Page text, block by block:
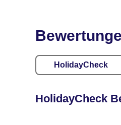
HolidayCheck
HolidayCheck